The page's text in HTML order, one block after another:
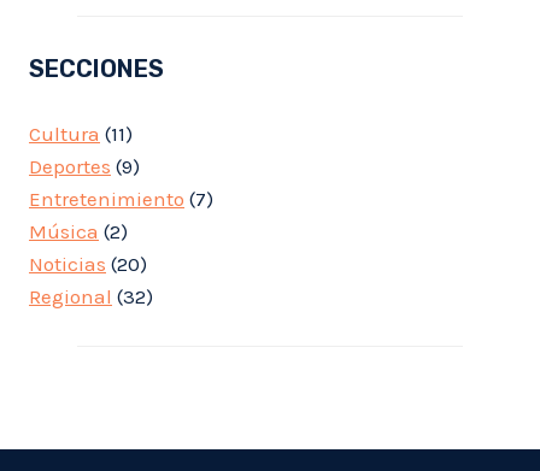
SECCIONES
Cultura (11)
Deportes (9)
Entretenimiento (7)
Música (2)
Noticias (20)
Regional (32)